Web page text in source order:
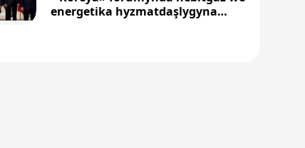
energetika hyzmatdaşlygyna